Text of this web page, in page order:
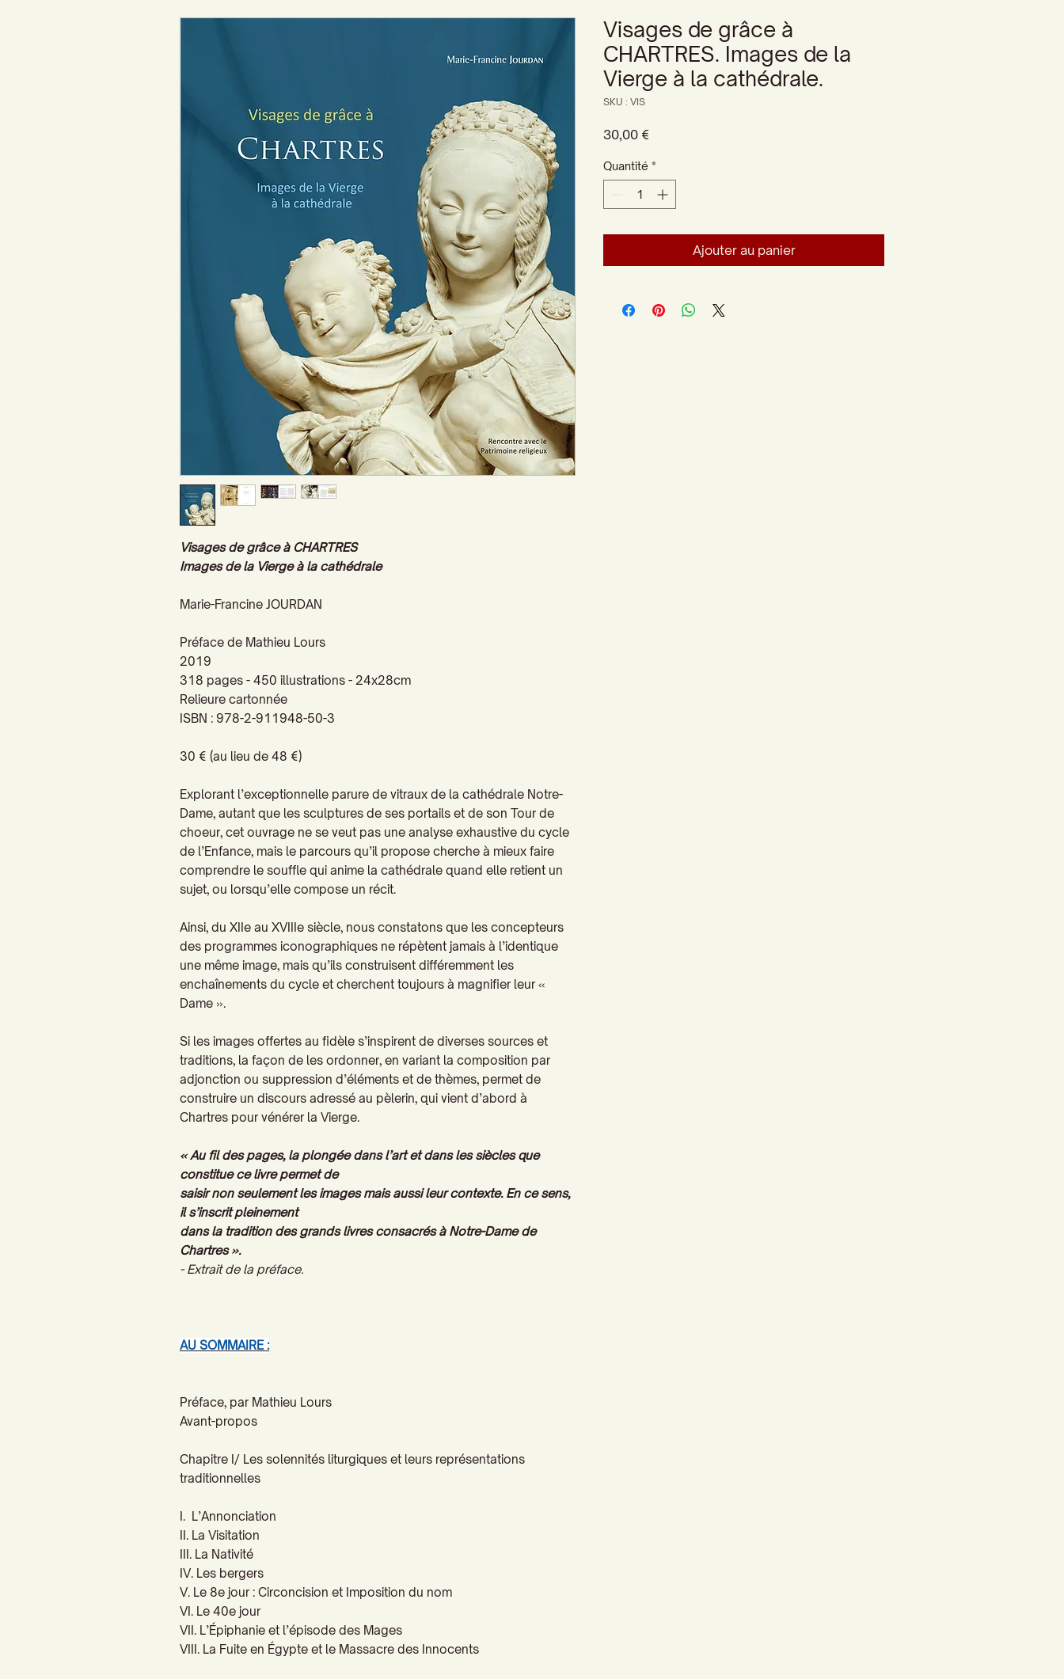
Visages de grâce à CHARTRES
Images de la Vierge à la cathédrale
Marie-Francine JOURDAN
Préface de Mathieu Lours
2019
318 pages - 450 illustrations - 24x28cm
Relieure cartonnée
ISBN : 978-2-911948-50-3
30 € (au lieu de 48 €)
Explorant l’exceptionnelle parure de vitraux de la cathédrale Notre-
Dame, autant que les sculptures de ses portails et de son Tour de
choeur, cet ouvrage ne se veut pas une analyse exhaustive du cycle
de l’Enfance, mais le parcours qu’il propose cherche à mieux faire
comprendre le souffle qui anime la cathédrale quand elle retient un
sujet, ou lorsqu’elle compose un récit.
Ainsi, du XIIe au XVIIIe siècle, nous constatons que les concepteurs
des programmes iconographiques ne répètent jamais à l’identique
une même image, mais qu’ils construisent différemment les
enchaînements du cycle et cherchent toujours à magnifier leur «
Dame ».
Si les images offertes au fidèle s’inspirent de diverses sources et
traditions, la façon de les ordonner, en variant la composition par
adjonction ou suppression d’éléments et de thèmes, permet de
construire un discours adressé au pèlerin, qui vient d’abord à
Chartres pour vénérer la Vierge.
« Au fil des pages, la plongée dans l’art et dans les siècles que
constitue ce livre permet de
saisir non seulement les images mais aussi leur contexte. En ce sens,
il s’inscrit pleinement
dans la tradition des grands livres consacrés à Notre-Dame de
Chartres ».
.Extrait de la préface -
AU SOMMAIRE :
Préface, par Mathieu Lours
Avant-propos
Chapitre I/ Les solennités liturgiques et leurs représentations
traditionnelles
I. L’Annonciation
II. La Visitation
III. La Nativité
IV. Les bergers
V. Le 8e jour : Circoncision et Imposition du nom
VI. Le 40e jour
VII. L’Épiphanie et l’épisode des Mages
VIII. La Fuite en Égypte et le Massacre des Innocents
Visages de grâce à
CHARTRES. Images de la
Vierge à la cathédrale.
SKU : VIS
30,00 €
Quantité *
Ajouter au panier